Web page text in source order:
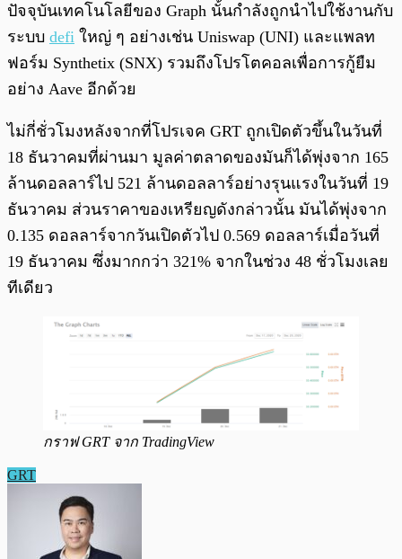
ปัจจุบันเทคโนโลยีของ Graph นั้นกำลังถูกนำไปใช้งานกับ
ระบบ defi ใหญ่ ๆ อย่างเช่น Uniswap (UNI) และแพลท
ฟอร์ม Synthetix (SNX) รวมถึงโปรโตคอลเพื่อการกู้ยืม
อย่าง Aave อีกด้วย
ไม่กี่ชั่วโมงหลังจากที่โปรเจค GRT ถูกเปิดตัวขึ้นในวันที่
18 ธันวาคมที่ผ่านมา มูลค่าตลาดของมันก็ได้พุ่งจาก 165
ล้านดอลลาร์ไป 521 ล้านดอลลาร์อย่างรุนแรงในวันที่ 19
ธันวาคม ส่วนราคาของเหรียญดังกล่าวนั้น มันได้พุ่งจาก
0.135 ดอลลาร์จากวันเปิดตัวไป 0.569 ดอลลาร์เมื่อวันที่
19 ธันวาคม ซึ่งมากกว่า 321% จากในช่วง 48 ชั่วโมงเลย
ทีเดียว
กราฟ GRT จาก TradingView
GRT